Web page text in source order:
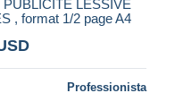
LESSIVE
, format 1/2 page A4
Professionista